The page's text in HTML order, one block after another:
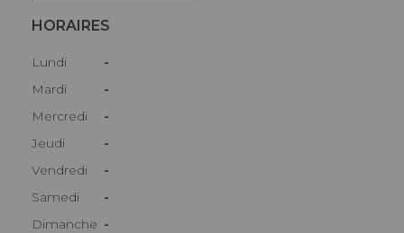
HORAIRES
Lundi
-
Mardi
-
Mercredi
-
Jeudi
-
Vendredi
-
Samedi
-
Dimanche -